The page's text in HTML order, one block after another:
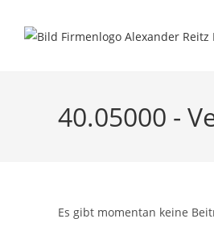
Inhalt
40.05000 -
Es gibt momentan keine